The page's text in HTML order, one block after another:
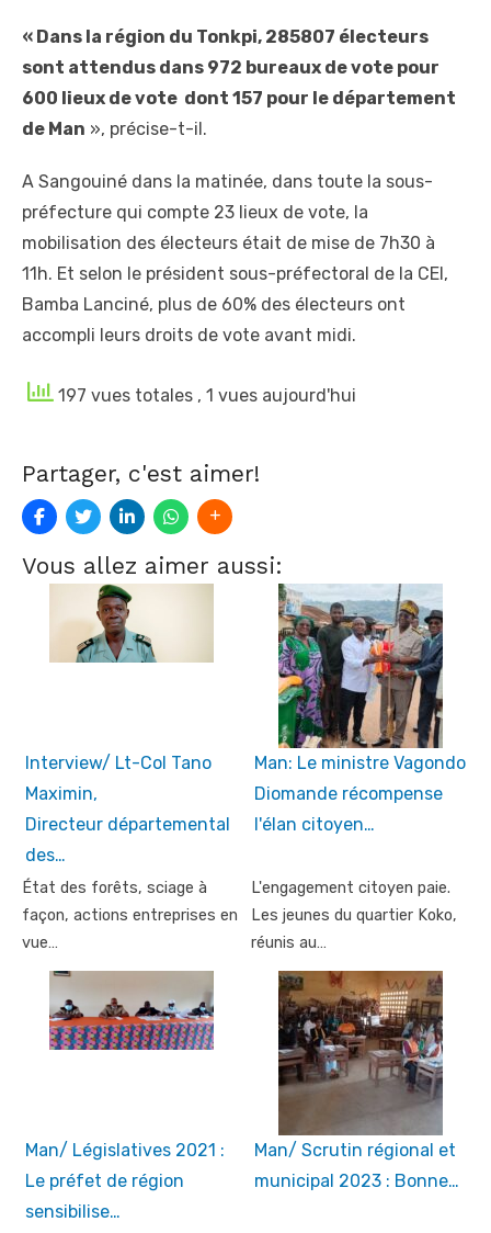
« Dans la région du Tonkpi, 285807 électeurs
sont attendus dans 972 bureaux de vote pour
600 lieux de vote dont 157 pour le département
de Man », précise-t-il.
A Sangouiné dans la matinée, dans toute la sous-
préfecture qui compte 23 lieux de vote, la
mobilisation des électeurs était de mise de 7h30 à
11h. Et selon le président sous-préfectoral de la CEI,
Bamba Lanciné, plus de 60% des électeurs ont
accompli leurs droits de vote avant midi.
197 vues totales , 1 vues aujourd'hui
Partager, c'est aimer!
Vous allez aimer aussi:
Interview/ Lt-Col Tano
Maximin,
Directeur départemental
des…
État des forêts, sciage à
façon, actions entreprises en
vue…
Man: Le ministre Vagondo
Diomande récompense
l'élan citoyen…
L'engagement citoyen paie.
Les jeunes du quartier Koko,
réunis au…
Man/ Législatives 2021 :
Le préfet de région
sensibilise…
Man/ Scrutin régional et
municipal 2023 : Bonne…